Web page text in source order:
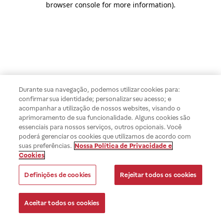
browser console for more information).
Durante sua navegação, podemos utilizar cookies para:
confirmar sua identidade; personalizar seu acesso; e
acompanhar a utilização de nossos websites, visando o
aprimoramento de sua funcionalidade. Alguns cookies são
essenciais para nossos serviços, outros opcionais. Você
poderá gerenciar os cookies que utilizamos de acordo com
suas preferências. Nossa Política de Privacidade e
Cookies
Definições de cookies Rejeitar todos os cookies
Aceitar todos os cookies